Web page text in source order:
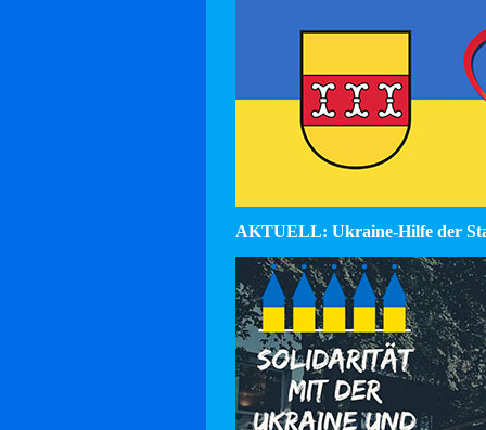
AKTUELL: Ukraine-Hilfe der